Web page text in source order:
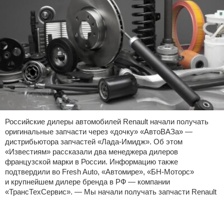
Российские дилеры автомобилей Renault начали получать
оригинальные запчасти через «дочку» «АвтоВАЗа» —
дистрибьютора запчастей «Лада-Имидж». Об этом
«Известиям» рассказали два менеджера дилеров
французской марки в России. Информацию также
подтвердили во Fresh Auto, «Автомире», «БН-Моторс»
и крупнейшем дилере бренда в РФ — компании
«ТрансТехСервис». — Мы начали получать запчасти Renault